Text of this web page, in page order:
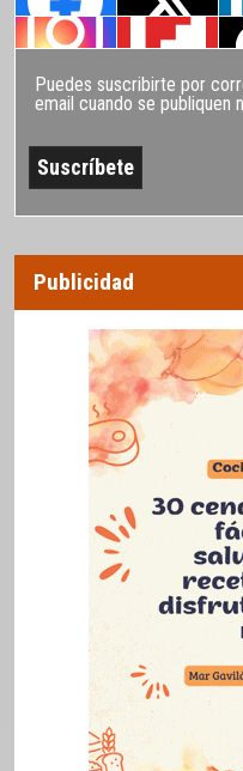
Puedes suscribirte por
email cuando se publiquen
Publicidad